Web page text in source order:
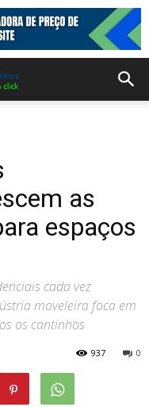
as
espaços
cada vez
moveleira foca em
os cantinhos
0
937